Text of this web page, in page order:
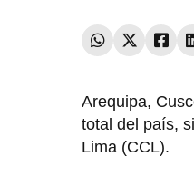
Arequipa,
total del país,
Lima (CCL).